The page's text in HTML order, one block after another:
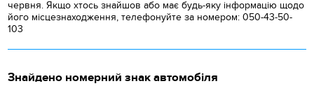
червня. Якщо хтось знайшов або має будь-яку інформацію щодо
його місцезнаходження, телефонуйте за номером: 050-43-50-
103
Знайдено номерний знак автомобіля